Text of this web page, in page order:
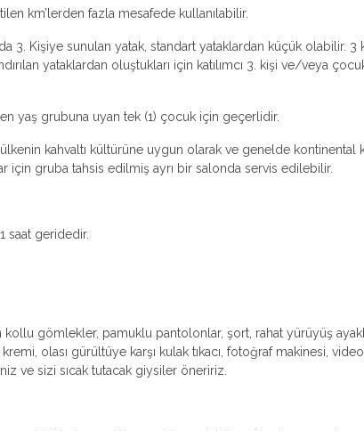
km’lerden fazla mesafede kullanılabilir.
Kişiye sunulan yatak, standart yataklardan küçük olabilir. 3
yataklardan oluştukları için katılımcı 3. kişi ve/veya
yaş grubuna uyan tek (1) çocuk için geçerlidir.
kahvaltı kültürüne uygun olarak ve genelde kontinental
için gruba tahsis edilmiş ayrı bir salonda servis edilebilir.
saat geridedir.
gömlekler, pamuklu pantolonlar, şort, rahat yürüyüş
olası gürültüye karşı kulak tıkacı, fotoğraf makinesi,
ve sizi sıcak tutacak giysiler öneririz.